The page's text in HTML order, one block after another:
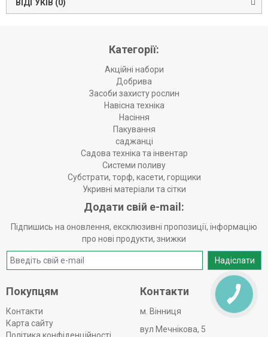
ВІДГУКІВ (0)
Категорії:
Акційні набори
Добрива
Засоби захисту рослин
Навісна техніка
Насіння
Пакування
саджанці
Садова техніка та інвентар
Системи поливу
Субстрати, торф, касети, горщики
Укривні матеріали та сітки
Додати свій e-mail:
Підпишись на оновлення, ексклюзивні пропозиції, інформацію
про нові продукти, знижки
Надіслати
Покупцям
Контакти
Карта сайту
Контакти
м. Вінниця
вул Мечнікова, 5
КНОПКА
ЗВ'ЯЗКУ